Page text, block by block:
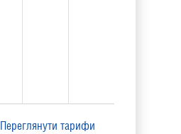
Переглянути тарифи